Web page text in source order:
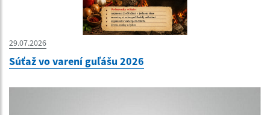
29.07.2026
Súťaž vo varení guľášu 2026